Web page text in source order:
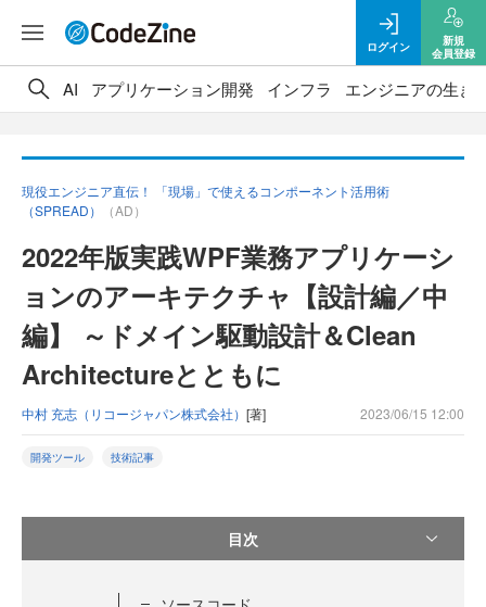
ログイン
新規
会員登録
AI アプリケーション開発 インフラ エンジニアの生き
現役エンジニア直伝！ 「現場」で使えるコンポーネント活用術
（SPREAD）
（AD）
2022年版実践WPF業務アプリケーシ
ョンのアーキテクチャ【設計編／中
編】 ～ドメイン駆動設計＆Clean
Architectureとともに
中村 充志（リコージャパン株式会社） [著] 2023/06/15 12:00
開発ツール 技術記事
目次